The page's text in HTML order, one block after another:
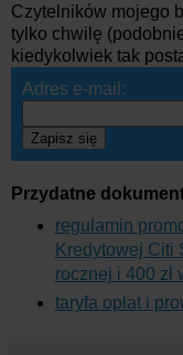
Czytelników mojego
tylko chwilę
kiedykolwiek tak
Adres e-mail:
Zapisz się
Przydatne
regulamin
Kredytowej Citi
rocznej i 400 zł
taryfa opłat i